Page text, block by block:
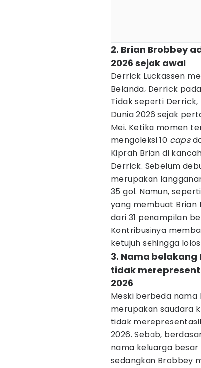
2. Brian Brobbey
2026 sejak awal
Derrick Luckassen
Belanda, Derrick
Tidak seperti Derrick,
Dunia 2026 sejak
Mei. Ketika momen
mengoleksi 10 caps
Kiprah Brian di
Derrick. Sebelum
merupakan
35 gol. Namun,
yang membuat Brian
dari 31 penampilan
Kontribusinya
ketujuh sehingga
3. Nama belakang
tidak
2026
Meski berbeda nama
merupakan saudara
tidak
2026. Sebab,
nama keluarga
sedangkan Brobbey